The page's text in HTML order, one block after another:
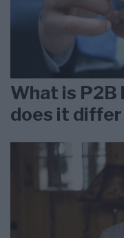
What is P2B
does it